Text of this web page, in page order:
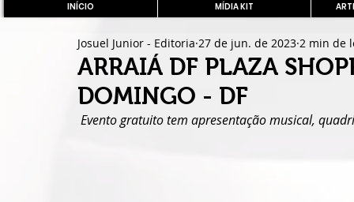
INÍCIO MÍDIA KIT
ARRAIÁ DF PLAZA
DOMINGO - DF
Josuel Junior - Editoria 27 de jun. de 2023 2 min de
Evento gratuito tem apresentação musical,